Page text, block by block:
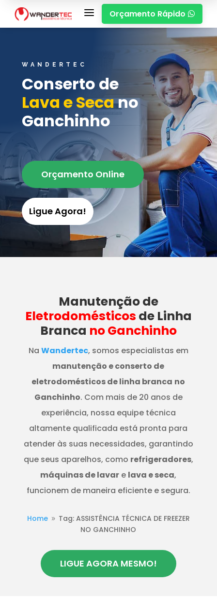
a Orçamento Rápido 
WANDERTEC
Conserto de
Lava e Secano
Ganchinho
Orçamento Online
Ligue Agora!
Manutençãode
Eletrodomésticos de Linha
Branca no Ganchinho
Na Wandertec, somos especialistas em
manutenção e conserto de
eletrodomésticos de linha branca no
Ganchinho. Com mais de 20 anos de
experiência, nossa equipe técnica
altamente qualificada está pronta para
atender às suas necessidades, garantindo
que seus aparelhos, como refrigeradores,
máquinas de lavar e lava e seca,
funcionem de maneira eficiente e segura.
Home 9 Tag: ASSISTÊNCIA TÉCNICA DE FREEZER
NO GANCHINHO
LIGUE AGORA MESMO!